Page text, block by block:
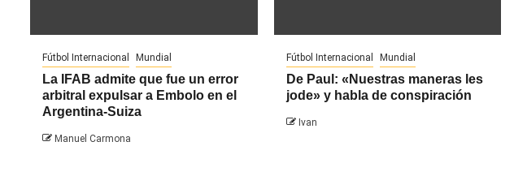
Fútbol Internacional Mundial
La IFAB admite que fue un error
arbitral expulsar a Embolo en el
Argentina-Suiza
Manuel Carmona
Fútbol Internacional Mundial
De Paul: «Nuestras maneras les
jode» y habla de conspiración
Ivan